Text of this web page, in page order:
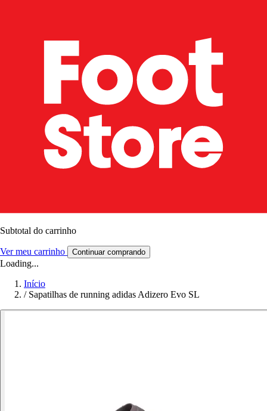
Subtotal do carrinho
Ver meu carrinho Continuar comprando
Loading...
Início
/ Sapatilhas de running adidas Adizero Evo SL